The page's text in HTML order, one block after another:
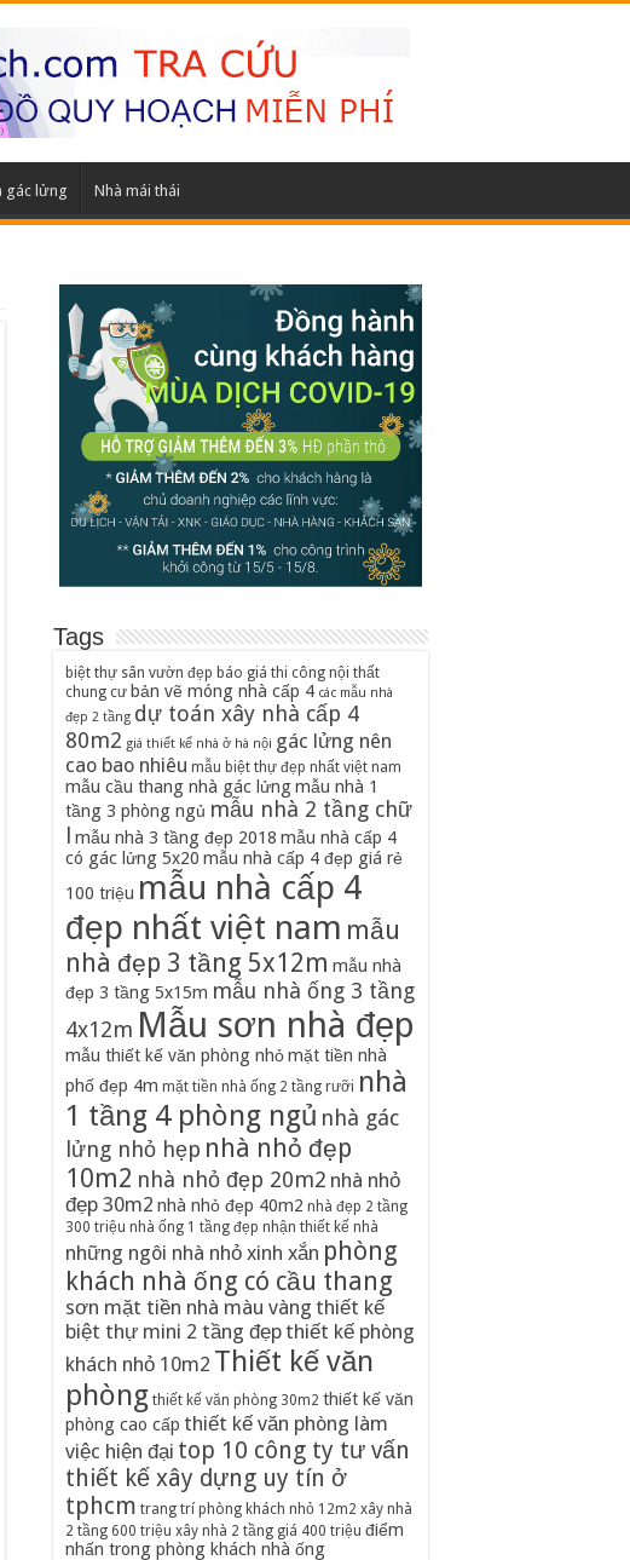
gác lửng Nhà mái thái
Tags
biệt thự sân vườn đẹp báo giá thi công nội thất
chung cư bản vẽ móng nhà cấp 4 các mẫu nhà
đẹp 2 tầng dự toán xây nhà cấp 4
80m2 giá thiết kế nhà ở hà nội gác lửng nên
cao bao nhiêu mẫu biệt thự đẹp nhất việt nam
mẫu cầu thang nhà gác lửngmẫu nhà 1
tầng 3 phòng ngủ mẫu nhà 2 tầng chữ
mẫu nhà 3 tầng đẹp 2018 mẫu nhà cấp 4
có gác lửng 5x20 mẫu nhà cấp 4 đẹp giá rẻ
100 triệu mẫu nhà cấp 4
đẹp nhất việt nam mẫu
nhà đẹp 3 tầng 5x12m mẫu nhà
đẹp 3 tầng 5x15m mẫu nhà ống 3 tầng
4x12m Mẫu sơn nhà đẹp
mẫu thiết kế văn phòng nhỏmặt tiền nhà
phố đẹp 4m mặt tiền nhà ống 2 tầng rưỡi nhà
1 tầng 4 phòng ngủ nhà gác
lửng nhỏ hẹp nhà nhỏ đẹp
10m2 nhà nhỏ đẹp 20m2 nhà nhỏ
đẹp 30m2 nhà nhỏ đẹp 40m2 nhà đẹp 2 tầng
300 triệu nhà ống 1 tầng đẹp nhận thiết kế nhà
những ngôi nhà nhỏ xinh xắn phòng
khách nhà ống có cầu thang
sơn mặt tiền nhà màu vàng thiết kế
biệt thự mini 2 tầng đẹpthiết kế phòng
khách nhỏ 10m2 Thiết kế văn
phòng thiết kế văn phòng 30m2 thiết kế văn
phòng cao cấp thiết kế văn phòng làm
việc hiện đại top 10 công ty tư vấn
thiết kế xây dựng uy tín ở
tphcm trang trí phòng khách nhỏ 12m2 xây nhà
2 tầng 600 triệu xây nhà 2 tầng giá 400 triệu điểm
nhấn trong phòng khách nhà ống